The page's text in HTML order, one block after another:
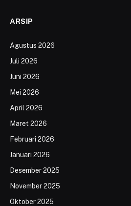
ARSIP
Agustus 2026
Juli 2026
Juni 2026
Mei 2026
April 2026
Maret 2026
Februari 2026
Januari 2026
Desember 2025
November 2025
Oktober 2025